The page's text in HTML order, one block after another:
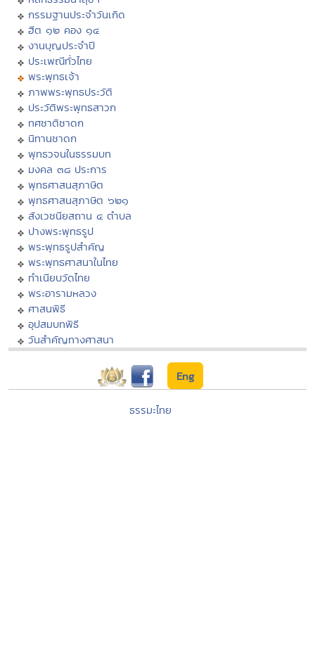
กรรมฐานประจำวันเกิด
ฮีต ๑๒ คอง ๑๔
งานบุญประจำปี
ประเพณีทั่วไทย
พระพุทธเจ้า
ภาพพระพุทธประวัติ
ประวัติพระพุทธสาวก
ทศชาติชาดก
นิทานชาดก
พุทธวจนในธรรมบท
มงคล ๓๘ ประการ
พุทธศาสนสุภาษิต
พุทธศาสนสุภาษิต ๖๒๑
สังเวชนียสถาน ๔ ตำบล
ปางพระพุทธรูป
พระพุทธรูปสำคัญ
พระพุทธศาสนาในไทย
ทำเนียบวัดไทย
พระอารามหลวง
ศาสนพิธี
อุปสมบทพิธี
วันสำคัญทางศาสนา
Eng
ธรรมะไทย